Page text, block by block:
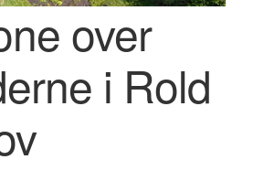
over
i Rold